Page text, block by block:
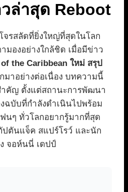
ล่าสุด Reboot
รสลัดที่ยิ่งใหญ่ที่สุดในโลก
มองอย่างใกล้ชิด เมื่อมีข่าว
the Caribbean ใหม่ สรุป
มาอย่างต่อเนื่อง บทความนี้
ำคัญ ตั้งแต่สถานะการพัฒนา
ฉบับที่กำลังดำเนินไปพร้อม
นๆ ทั่วโลกอยากรู้มากที่สุด
ตันแจ็ค สแปร์โรว์ และนัก
จอห์นนี่ เดปป์